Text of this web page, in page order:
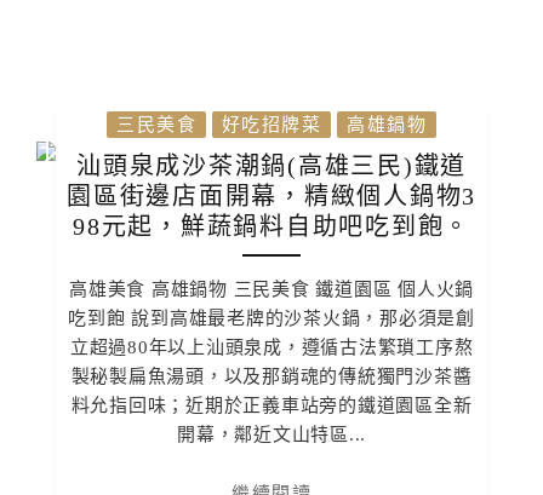
三民美食 好吃招牌菜 高雄鍋物
汕頭泉成沙茶潮鍋(高雄三民)鐵道
園區街邊店面開幕，精緻個人鍋物3
98元起，鮮蔬鍋料自助吧吃到飽。
高雄美食 高雄鍋物 三民美食 鐵道園區 個人火鍋
吃到飽 說到高雄最老牌的沙茶火鍋，那必須是創
立超過80年以上汕頭泉成，遵循古法繁瑣工序熬
製秘製扁魚湯頭，以及那銷魂的傳統獨門沙茶醬
料允指回味；近期於正義車站旁的鐵道園區全新
開幕，鄰近文山特區...